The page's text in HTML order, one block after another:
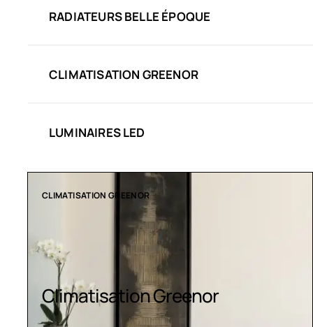
RADIATEURS BELLE ÉPOQUE
CLIMATISATION GREENOR
LUMINAIRES LED
COLLECTION LT
Luminaires LED